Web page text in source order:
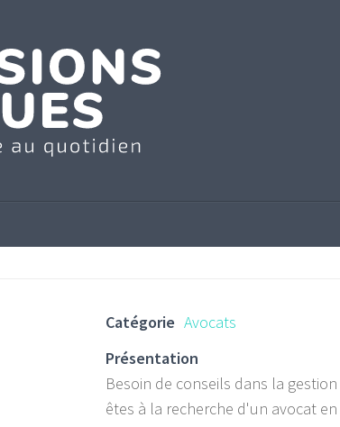
Catégorie Avocats
Présentation
Besoin de conseils dans la
êtes à la recherche d'un avocat